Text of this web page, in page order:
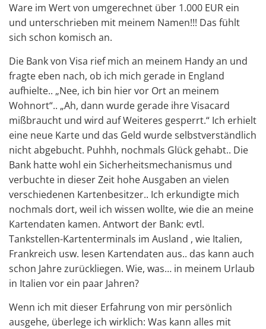
Ware im Wert von umgerechnet über 1.000 EUR ein
und unterschrieben mit meinem Namen!!! Das fühlt
sich schon komisch an.
Die Bank von Visa rief mich an meinem Handy an und
fragte eben nach, ob ich mich gerade in England
aufhielte.. „Nee, ich bin hier vor Ort an meinem
Wohnort“.. „Ah, dann wurde gerade ihre Visacard
mißbraucht und wird auf Weiteres gesperrt.“ Ich erhielt
eine neue Karte und das Geld wurde selbstverständlich
nicht abgebucht. Puhhh, nochmals Glück gehabt.. Die
Bank hatte wohl ein Sicherheitsmechanismus und
verbuchte in dieser Zeit hohe Ausgaben an vielen
verschiedenen Kartenbesitzer.. Ich erkundigte mich
nochmals dort, weil ich wissen wollte, wie die an meine
Kartendaten kamen. Antwort der Bank: evtl.
Tankstellen-Kartenterminals im Ausland , wie Italien,
Frankreich usw. lesen Kartendaten aus.. das kann auch
schon Jahre zurückliegen. Wie, was… in meinem Urlaub
in Italien vor ein paar Jahren?
Wenn ich mit dieser Erfahrung von mir persönlich
ausgehe, überlege ich wirklich: Was kann alles mit